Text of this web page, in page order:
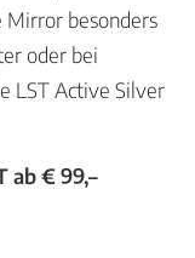
Mirror besonders
oder bei
LST Active Silver
ab € 99,–